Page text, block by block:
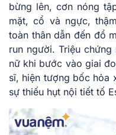
bừng lên, cơn nóng
mặt, cổ và ngực,
toàn thân dẫn đến đổ
run người. Triệu
nữ khi bước vào giai
sĩ, hiện tượng bốc hỏa
sự thiếu hụt nội tiết tố